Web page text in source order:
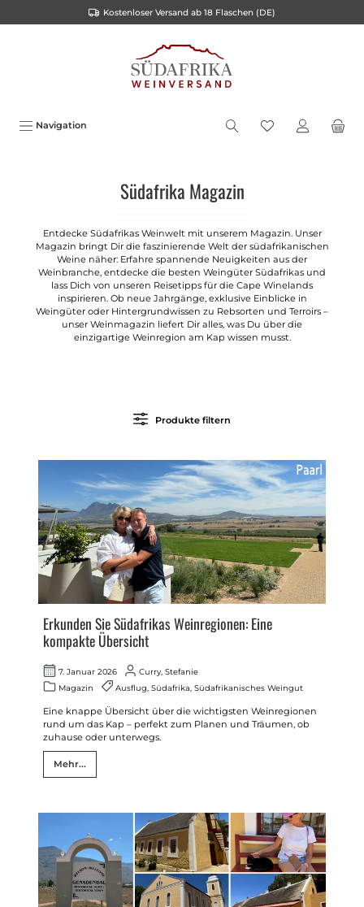
Kostenloser Versand ab 18 Flaschen (DE)
Navigation
Südafrika Magazin
Entdecke Südafrikas Weinwelt mit unserem Magazin. Unser
Magazin bringt Dir die faszinierende Welt der südafrikanischen
Weine näher: Erfahre spannende Neuigkeiten aus der
Weinbranche, entdecke die besten Weingüter Südafrikas und
lass Dich von unseren Reisetipps für die Cape Winelands
inspirieren. Ob neue Jahrgänge, exklusive Einblicke in
Weingüter oder Hintergrundwissen zu Rebsorten und Terroirs –
unser Weinmagazin liefert Dir alles, was Du über die
einzigartige Weinregion am Kap wissen musst.
Produkte filtern
Erkunden Sie Südafrikas Weinregionen: Eine
kompakte Übersicht
7. Januar 2026
Curry, Stefanie
Magazin
Ausflug ,Südafrika ,Südafrikanisches Weingut
Eine knappe Übersicht über die wichtigsten Weinregionen
rund um das Kap – perfekt zum Planen und Träumen, ob
zuhause oder unterwegs.
Mehr...